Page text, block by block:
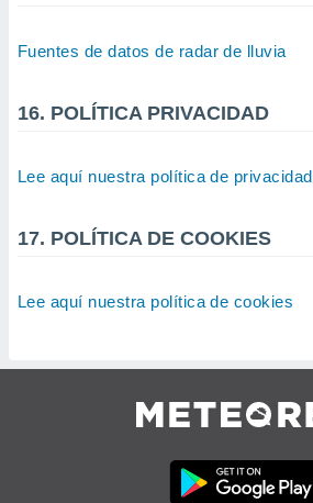
Fuentes de datos de radar de lluvia
16. POLÍTICA PRIVACIDAD
Lee aquí nuestra política de privacidad
17. POLÍTICA DE COOKIES
Lee aquí nuestra política de cookies